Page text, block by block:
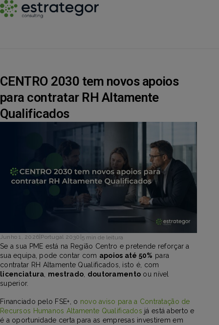
CENTRO 2030 tem novos apoios
para contratar RH Altamente
Qualificados
Junho 1, 2026 Portugal 2030 5 min de leitura
Se a sua PME está na Região Centro e pretende reforçar a
sua equipa, pode contar com apoios até 50% para
contratar RH Altamente Qualificados, isto é, com
licenciatura mestrado doutoramento ou nível
superior.
Financiado pelo FSE+, o novo aviso para a Contratação de
Recursos Humanos Altamente Qualificados já está aberto e
é a oportunidade certa para as empresas investirem em